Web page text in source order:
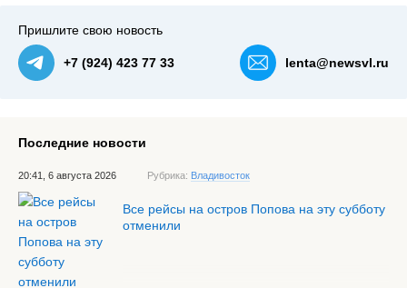
Пришлите свою новость
+7 (924) 423 77 33 lenta@newsvl.ru
Последние новости
20:41, 6 августа 2026 Рубрика: Владивосток
Все рейсы на остров Попова на эту субботу
отменили